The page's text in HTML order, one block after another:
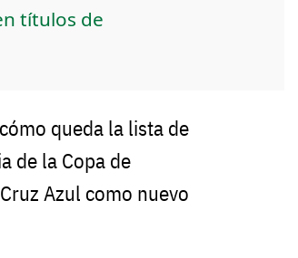
títulos de
queda la lista de
de la Copa de
Azul como nuevo